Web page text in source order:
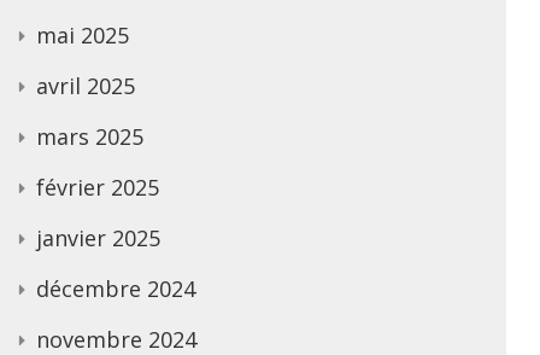
mai 2025
avril 2025
mars 2025
février 2025
janvier 2025
décembre 2024
novembre 2024